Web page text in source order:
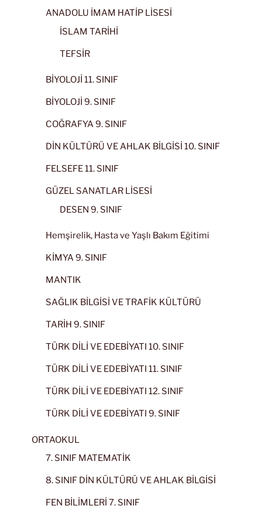
ANADOLU İMAM HATİP LİSESİ
İSLAM TARİHİ
TEFSİR
BİYOLOJİ 11. SINIF
BİYOLOJİ 9. SINIF
COĞRAFYA 9. SINIF
DİN KÜLTÜRÜ VE AHLAK BİLGİSİ 10. SINIF
FELSEFE 11. SINIF
GÜZEL SANATLAR LİSESİ
DESEN 9. SINIF
Hemşirelik, Hasta ve Yaşlı Bakım Eğitimi
KİMYA 9. SINIF
MANTIK
SAĞLIK BİLGİSİ VE TRAFİK KÜLTÜRÜ
TARİH 9. SINIF
TÜRK DİLİ VE EDEBİYATI 10. SINIF
TÜRK DİLİ VE EDEBİYATI 11. SINIF
TÜRK DİLİ VE EDEBİYATI 12. SINIF
TÜRK DİLİ VE EDEBİYATI 9. SINIF
ORTAOKUL
7. SINIF MATEMATİK
8. SINIF DİN KÜLTÜRÜ VE AHLAK BİLGİSİ
FEN BİLİMLERİ 7. SINIF